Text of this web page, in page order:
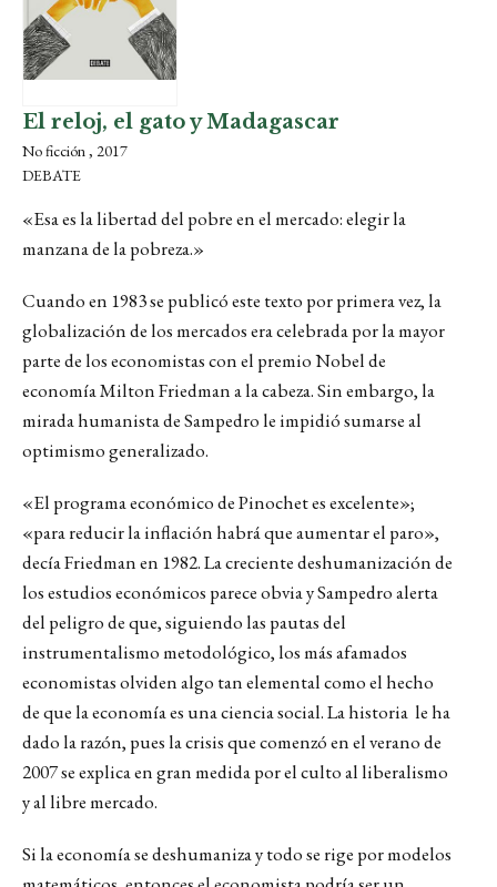
El reloj, el gato y Madagascar
No ficción , 2017
DEBATE
«Esa es la libertad del pobre en el mercado: elegir la
manzana de la pobreza.»
Cuando en 1983 se publicó este texto por primera vez, la
globalización de los mercados era celebrada por la mayor
parte de los economistas con el premio Nobel de
economía Milton Friedman a la cabeza. Sin embargo, la
mirada humanista de Sampedro le impidió sumarse al
optimismo generalizado.
«El programa económico de Pinochet es excelente»;
«para reducir la inflación habrá que aumentar el paro»,
decía Friedman en 1982. La creciente deshumanización de
los estudios económicos parece obvia y Sampedro alerta
del peligro de que, siguiendo las pautas del
instrumentalismo metodológico, los más afamados
economistas olviden algo tan elemental como el hecho
de que la economía es una ciencia social. La historia le ha
dado la razón, pues la crisis que comenzó en el verano de
2007 se explica en gran medida por el culto al liberalismo
y al libre mercado.
Si la economía se deshumaniza y todo se rige por modelos